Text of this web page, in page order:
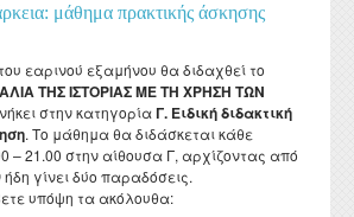
μάθημα πρακτικής άσκησης
εαρινού εξαμήνου θα διδαχθεί το
ΤΗΣ ΙΣΤΟΡΙΑΣ ΜΕ ΤΗ ΧΡΗΣΗ ΤΩΝ
στην κατηγορίαΓ. Ειδική διδακτική
. Το μάθημα θα διδάσκεται κάθε
– 21.00 στην αίθουσα Γ, αρχίζοντας από
γίνει δύο παραδόσεις.
υπόψη τα ακόλουθα: